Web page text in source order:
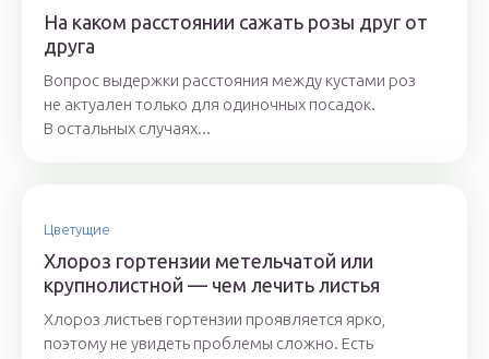
На каком расстоянии сажать розы друг от
друга
Вопрос выдержки расстояния между кустами роз
не актуален только для одиночных посадок.
В остальных случаях...
Цветущие
Хлороз гортензии метельчатой или
крупнолистной — чем лечить листья
Хлороз листьев гортензии проявляется ярко,
поэтому не увидеть проблемы сложно. Есть